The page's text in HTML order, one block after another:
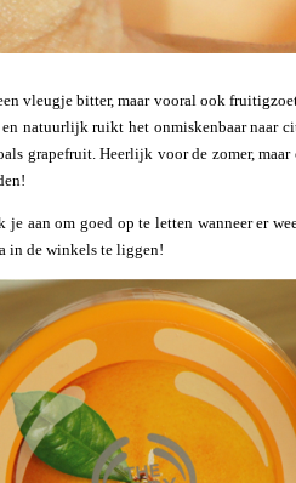
vleugje bitter, maar vooral ook
natuurlijk ruikt het onmiskenbaar naar
grapefruit. Heerlijk voor de zomer,
aan om goed op te letten wanneer er
in de winkels te liggen!